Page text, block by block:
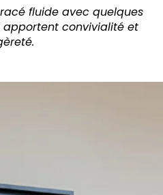
fluide avec quelques
convivialité et